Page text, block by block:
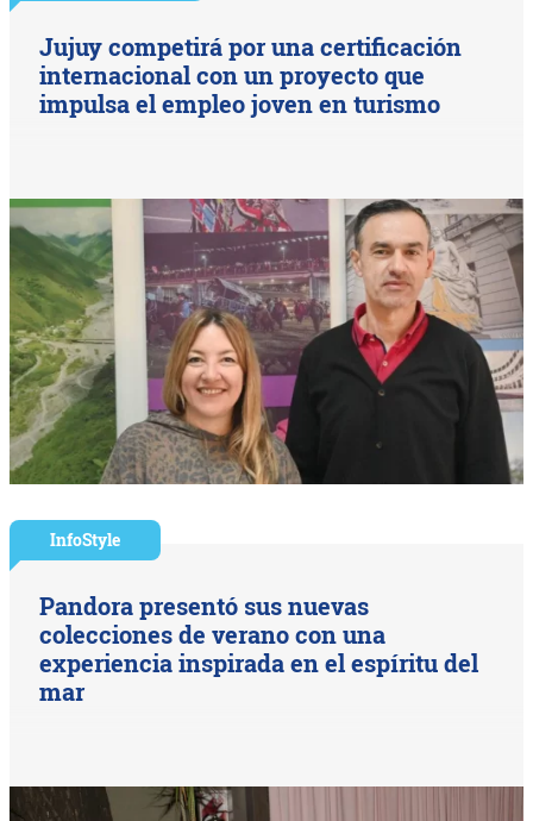
Jujuy competirá por una certificación
internacional con un proyecto que
impulsa el empleo joven en turismo
InfoStyle
Pandora presentó sus nuevas
colecciones de verano con una
experiencia inspirada en el espíritu del
mar